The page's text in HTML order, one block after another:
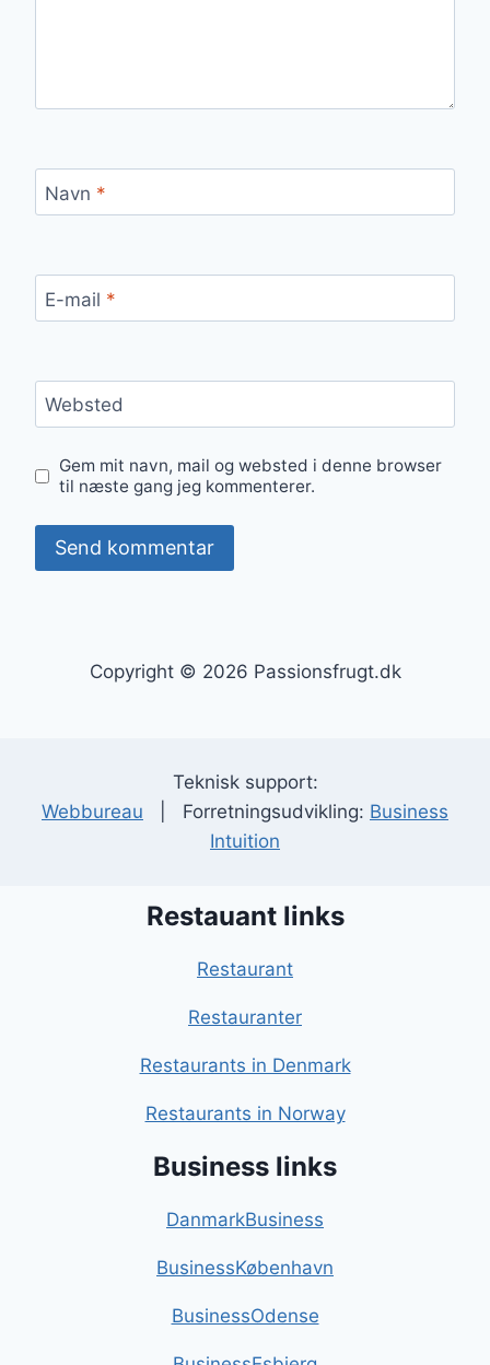
Navn *
E-mail *
Websted
Gem mit navn, mail og websted i denne browser
til næste gang jeg kommenterer.
Copyright © 2026 Passionsfrugt.dk
Teknisk support:
Webbureau | Forretningsudvikling: Business
Intuition
Restauant links
Restaurant
Restauranter
Restaurants in Denmark
Restaurants in Norway
Business links
DanmarkBusiness
BusinessKøbenhavn
BusinessOdense